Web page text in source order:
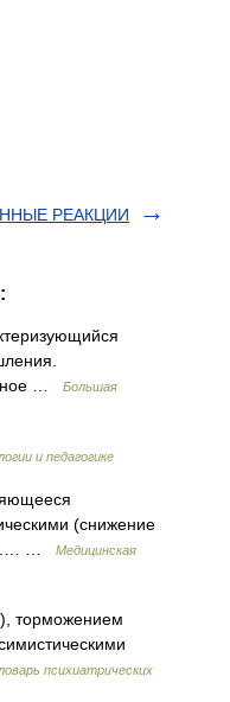
РЕАКЦИИ
…
Большая
и педагогике
(снижение
…
Медицинская
торможением
психиатрических